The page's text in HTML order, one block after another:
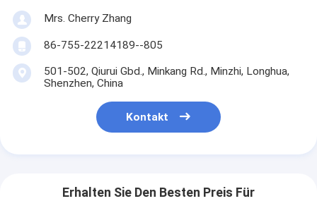
Mrs. Cherry Zhang
86-755-22214189--805
501-502, Qiurui Gbd., Minkang Rd., Minzhi, Longhua,
Shenzhen, China
Kontakt
Erhalten Sie Den Besten Preis Für